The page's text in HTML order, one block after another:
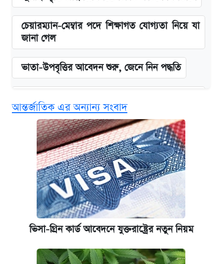
চেয়ারম্যান-মেম্বার পদে শিক্ষাগত যোগ্যতা নিয়ে যা
জানা গেল
ভাতা-উপবৃত্তির আবেদন শুরু, জেনে নিন পদ্ধতি
খান
কবে শুরু হচ্ছে ঢাবির ভর্তি আবেদন, জানাল কর্তৃপক্ষ
এক ক্লিকে জেনে নিন আইফোন ১৮ প্রো ম্যাক্সের
দাম ও ফিচার
আজকের বাজারে স্বর্ণের দাম (৪ আগস্ট)
নবম জাতীয় পে-স্কেল নিয়ে সর্বশেষ যা জানা গেল
আন্তর্জাতিক এর অন্যান্য সংবাদ
ভিসা-গ্রিন কার্ড আবেদনে যুক্তরাষ্ট্রের নতুন নিয়ম